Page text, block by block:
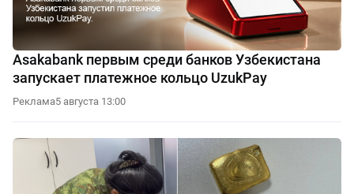
Asakabank первым среди банков Узбекистана
запускает платежное кольцо UzukPay
Реклама5 августа 13:00